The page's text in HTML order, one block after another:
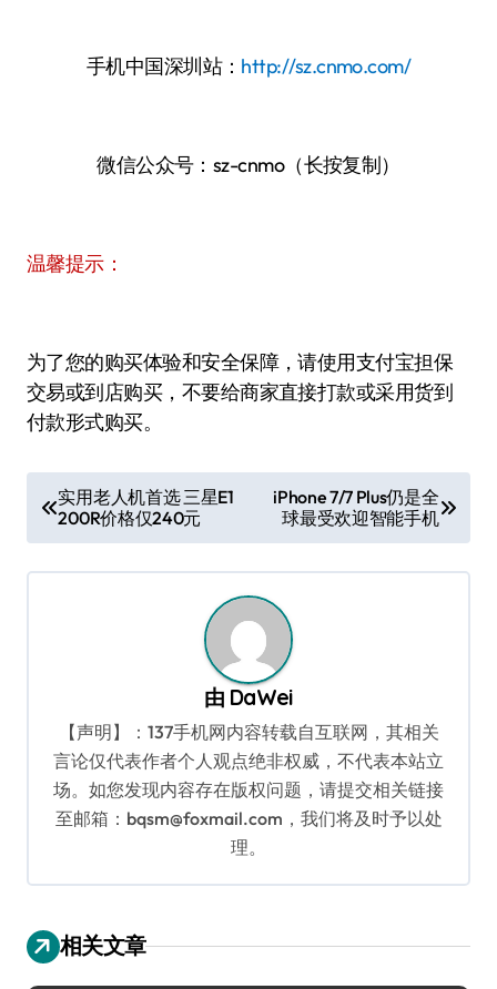
手机中国深圳站： http://sz.cnmo.com/
微信公众号：sz-cnmo（长按复制）
温馨提示：
为了您的购买体验和安全保障，请使用支付宝担保
交易或到店购买，不要给商家直接打款或采用货到
付款形式购买。
章
导
实用老人机首选 三星E1
200R价格仅240元
iPhone 7/7 Plus仍是全
球最受欢迎智能手机
由 DaWei
【声明】：137手机网内容转载自互联网，其相关
言论仅代表作者个人观点绝非权威，不代表本站立
场。如您发现内容存在版权问题，请提交相关链接
至邮箱：bqsm@foxmail.com，我们将及时予以处
理。
相关文章